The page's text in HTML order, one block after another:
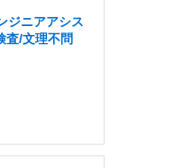
ジニアアシス
査/文理不問